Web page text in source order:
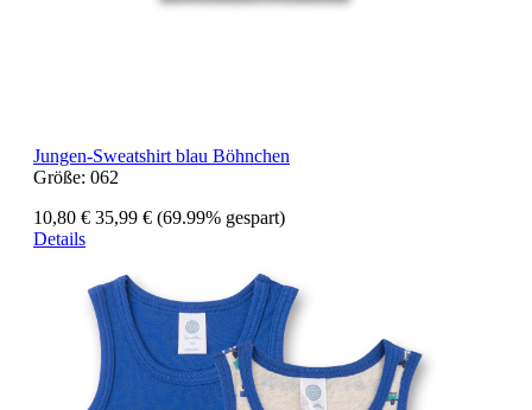
Jungen-Sweatshirt blau Böhnchen
Größe: 062
10,80 € 35,99 € (69.99% gespart)
Details